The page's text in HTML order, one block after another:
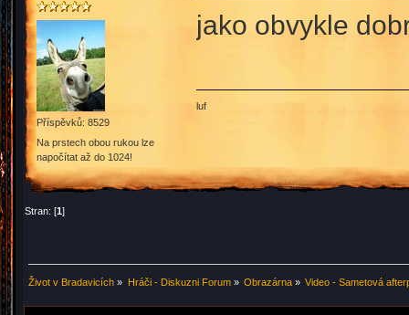
Příspěvků: 8529
Na prstech obou rukou lze
napočítat až do 1024!
jako obvykle
luf
Stran: [1]
Život v Bradavicích » Hráči - Diskuzni Forum» Obrazárna» Video - Sametová